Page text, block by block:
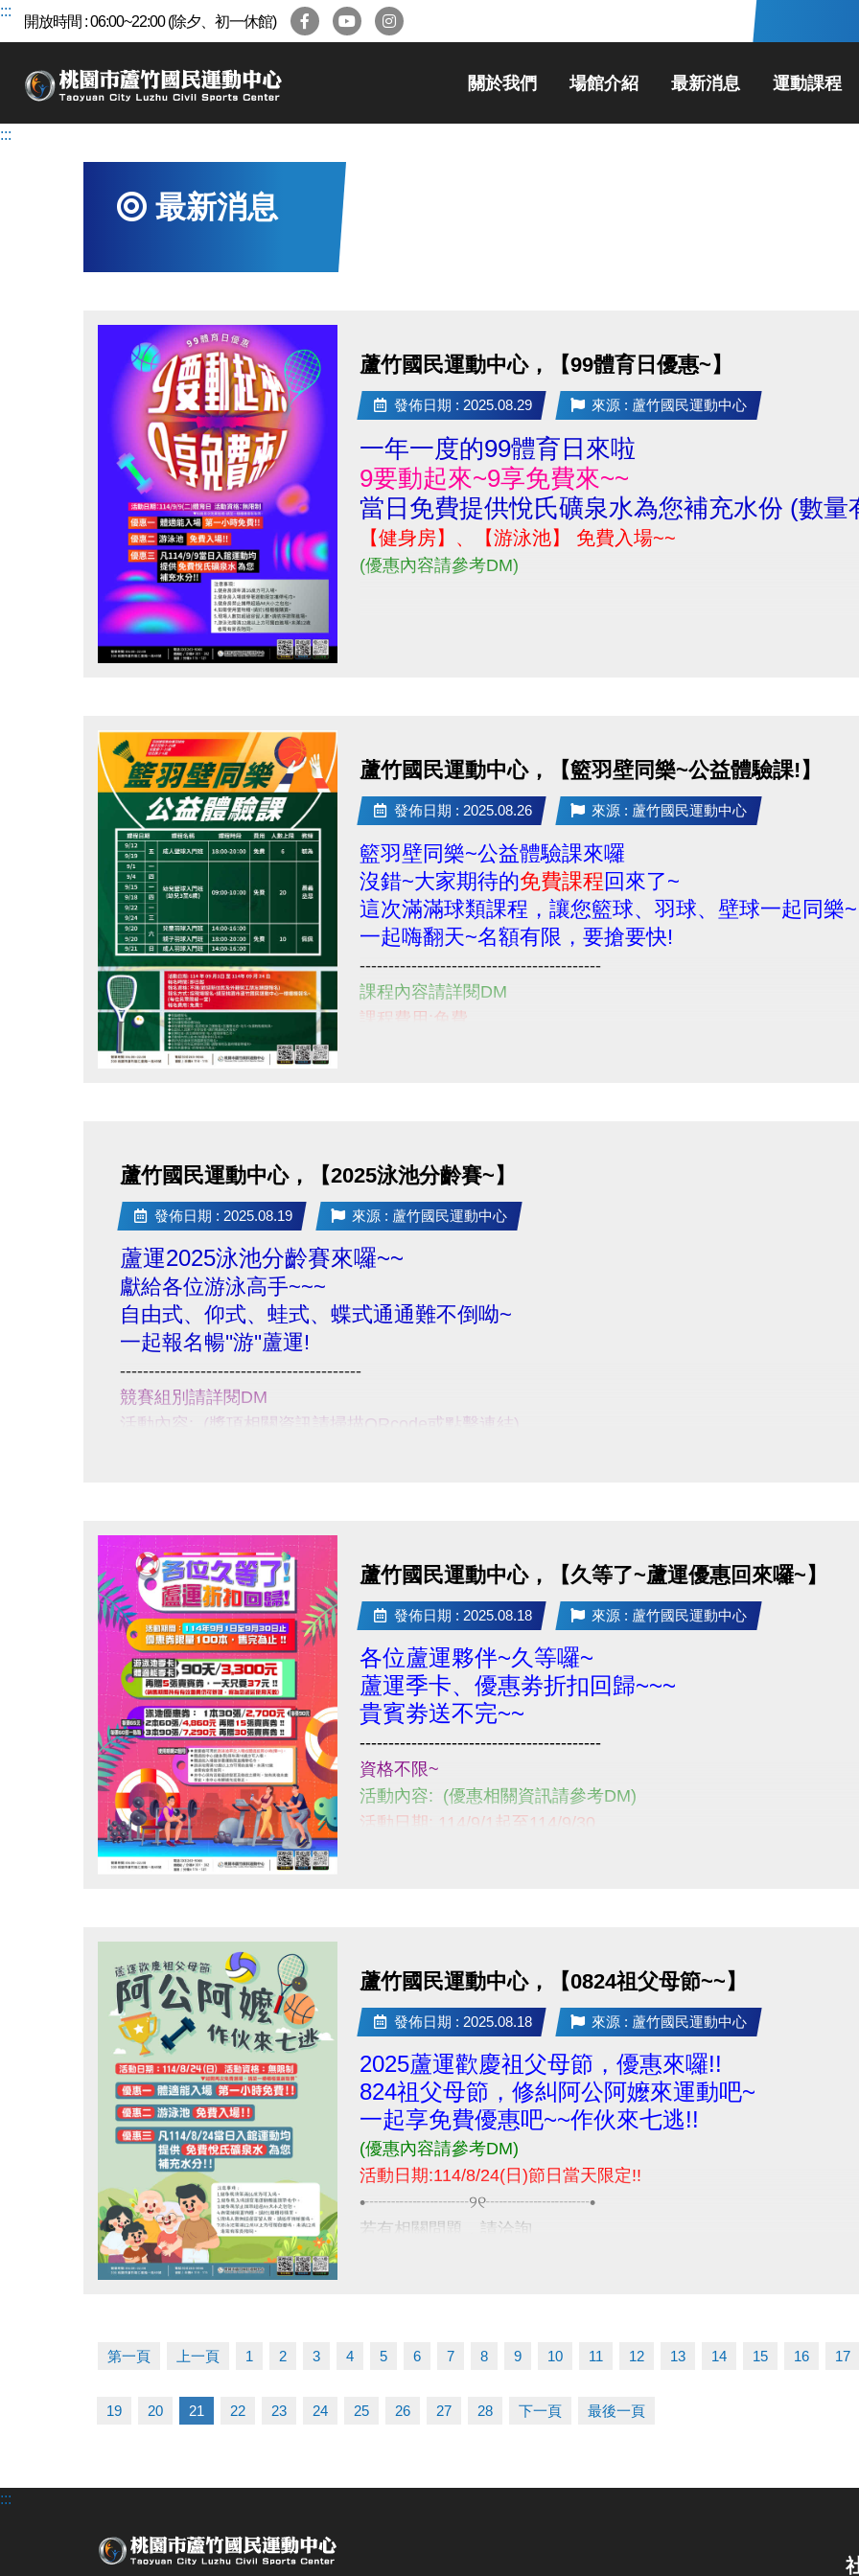
跳
區
:::
開放時間 : 06:00~22:00 (除夕、初一休館)
關於我們 場館介紹 最新消息 運動課程
:::
最新消息
蘆竹國民運動中心，【99體育日優惠~】
發佈日期 : 2025.08.29 來源 : 蘆竹國民運動中心
一年一度的99體育日來啦
9要動起來~9享免費來~~
當日免費提供悅氏礦泉水為您補充水份 (數量
【健身房】、【游泳池】 免費入場~~
(優惠內容請參考DM)
蘆竹國民運動中心，【籃羽壁同樂~公益體驗課!】
發佈日期 : 2025.08.26 來源 : 蘆竹國民運動中心
籃羽壁同樂~公益體驗課來囉
沒錯~大家期待的免費課程回來了~
這次滿滿球類課程，讓您籃球、羽球、壁球一起同樂~
一起嗨翻天~名額有限，要搶要快!
------------------------------------------
課程內容請詳閱DM
課程費用:免費
也歡迎新住民朋友們一起來享受運動的樂趣
若有相關問題
請撥打 03-2639066 #115 客務部
蘆竹國民運動中心，【2025泳池分齡賽~】
發佈日期 : 2025.08.19 來源 : 蘆竹國民運動中心
蘆運2025泳池分齡賽來囉~~
獻給各位游泳高手~~~
自由式、仰式、蛙式、蝶式通通難不倒呦~
一起報名暢''游''蘆運!
------------------------------------------
競賽組別請詳閱DM
活動內容: (獎項相關資訊請掃描QRcode或點擊連結)
小提醒，請詳閱注意事項喔~
------------------------------------------
點擊下方連結報名!
比賽規範:https://drive.google.com/file/d/15owmGHj7tJB-s40F6WouBqw7RmJ6Ydiq/
報名
https://www.beclass.com/rid=30500c268a2daca6c364?
Q
------------------------------------------
若有相關問題，請不吝撥打03-2639066 #121!
蘆竹國民運動中心，【久等了~蘆運優惠回來囉~】
發佈日期 : 2025.08.18 來源 : 蘆竹國民運動中心
各位蘆運夥伴~久等囉~
蘆運季卡、優惠劵折扣回歸~~~
貴賓劵送不完~~
------------------------------------------
資格不限~
活動內容: (優惠相關資訊請參考DM)
活動日期: 114/9/1起至114/9/30
蘆竹國民運動中心，【0824祖父母節~~】
發佈日期 : 2025.08.18 來源 : 蘆竹國民運動中心
2025蘆運歡慶祖父母節，優惠來囉!!
824祖父母節，修糾阿公阿嬤來運動吧~
一起享免費優惠吧~~作伙來七逃!!
(優惠內容請參考DM)
活動日期:114/8/24(日)節日當天限定!!
•┈┈┈┈┈┈୨୧┈┈┈┈┈┈•
若有相關問題，請洽詢
第一頁 上一頁 1 2 3 4 5 6 7 8 9 10 11 12 13 14 15 16 17
19 20 21 22 23 24 25 26 27 28 下一頁 最後一頁
:::